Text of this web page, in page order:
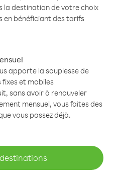
la destination de votre choix
en bénéficiant des tarifs
apporte la souplesse de
et mobiles
sans avoir à renouveler
mensuel, vous faites des
vous passez déjà.